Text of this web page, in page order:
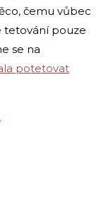
čemu vůbec
tetování pouze
se na
potetovat